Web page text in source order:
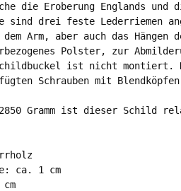
die Eroberung Englands
sind drei feste Lederriemen
dem Arm, aber auch das
Polster, zur
ist nicht montiert.
Schrauben mit
Gramm ist dieser Schild
ca. 1 cm